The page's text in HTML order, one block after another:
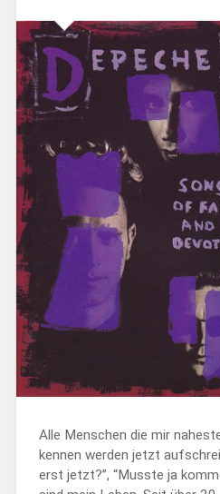
Alle Menschen die mir
kennen werden jetzt
erst jetzt?”, “Musste ja